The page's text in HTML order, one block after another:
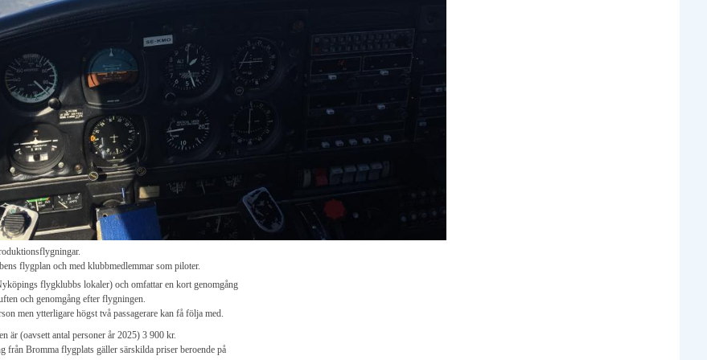
flygplan och med klubbmedlemmar som piloter.
flygklubbs lokaler) och omfattar en kort genomgång
och genomgång efter flygningen.
men ytterligare högst två passagerare kan få följa med.
är (oavsett antal personer år 2025) 3 900 kr.
Bromma flygplats gäller särskilda priser beroende på